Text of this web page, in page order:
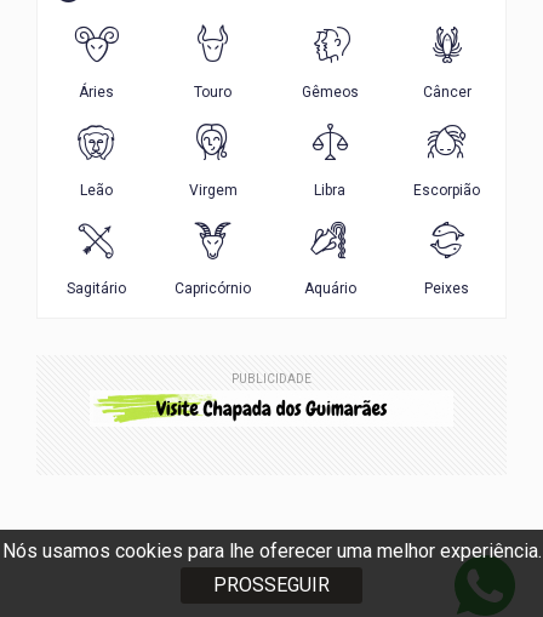
Nós usamos cookies para lhe oferecer uma melhor experiência.
PROSSEGUIR
PUBLICIDADE